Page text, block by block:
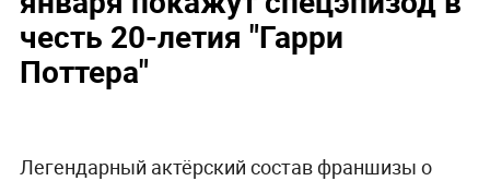
честь 20-летия "Гарри
Поттера"
Легендарный актёрский состав франшизы о